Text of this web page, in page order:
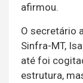
afirmou.
O secretário
Sinfra-MT,
até foi
estrutura,